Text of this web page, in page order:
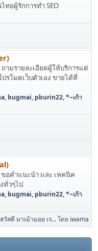
ทยผู้รักการทำ SEO
มรายละเอียดผู้ให้บริการแต่
รโมตเว็บตัวเอง ขายได้ที่
, bugmai, pburin22,*~เก้า
อคำแนะนำ และ เทคนิค
ทั่วๆไป
, bugmai, pburin22,*~เก้า
วัสดี มาเม้ามอย เร...โดย iwama